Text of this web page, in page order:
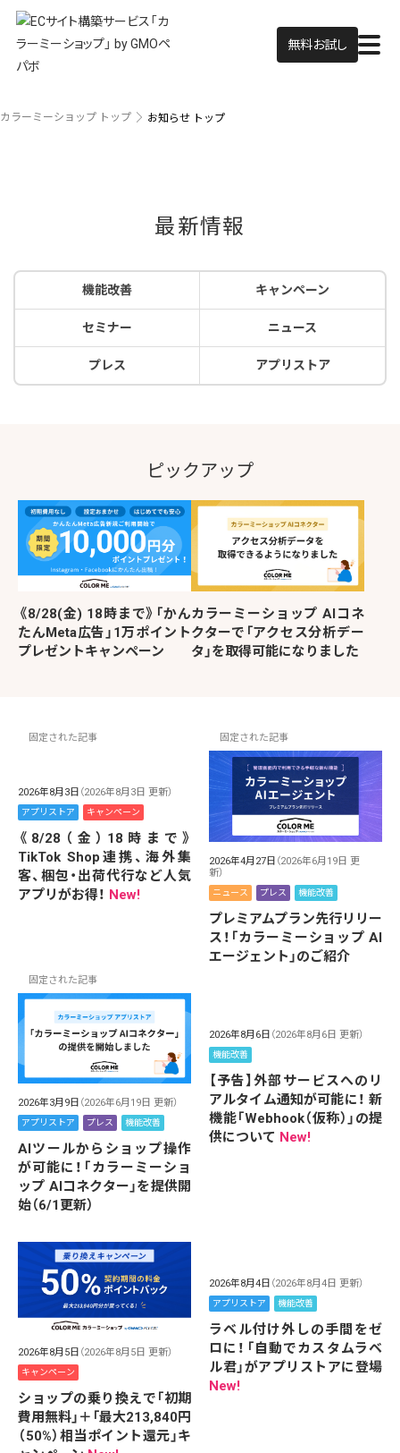
無料お試し
カラーミーショップ トップ お知らせ トップ
最新情報
機能改善 キャンペーン
セミナー ニュース
プレス アプリストア
ピックアップ
《8/28(金) 18時まで》「かん
たんMeta広告」1万ポイント
プレゼントキャンペーン
カラーミーショップ AIコネ
クターで「アクセス分析デー
タ」を取得可能になりました
固定された記事
2026年8月3日 （2026年8月3日 更新）
アプリストア キャンペーン
《8/28（金）18時まで》
TikTok Shop連携、海外集
客、梱包・出荷代行など人気
アプリがお得！ New!
固定された記事
2026年4月27日 （2026年6月19日 更
新）
ニュース プレス 機能改善
プレミアムプラン先行リリー
ス！「カラーミーショップ AI
エージェント」のご紹介
固定された記事
2026年3月9日 （2026年6月19日 更新）
アプリストア プレス 機能改善
AIツールからショップ操作
が可能に！「カラーミーショ
ップ AIコネクター」を提供開
始（6/1更新）
2026年8月6日 （2026年8月6日 更新）
機能改善
【予告】外部サービスへのリ
アルタイム通知が可能に！ 新
機能「Webhook（仮称）」の提
供について New!
2026年8月5日 （2026年8月5日 更新）
キャンペーン
ショップの乗り換えで「初期
費用無料」＋「最大213,840円
（50%）相当ポイント還元」キ
2026年8月4日 （2026年8月4日 更新）
アプリストア 機能改善
ラベル付け外しの手間をゼ
ロに！「自動でカスタムラベ
ル君」がアプリストアに登場
New!